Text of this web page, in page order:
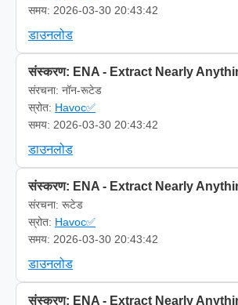
समय: 2026-03-30 20:43:42
डाउनलोड
संस्करण: ENA - Extract Nearly
संरचना: नॉन-रूटेड
स्रोत: Havoc✅
समय: 2026-03-30 20:43:42
डाउनलोड
संस्करण: ENA - Extract Nearly
संरचना: रूटेड
स्रोत: Havoc✅
समय: 2026-03-30 20:43:42
डाउनलोड
संस्करण: ENA - Extract Nearly